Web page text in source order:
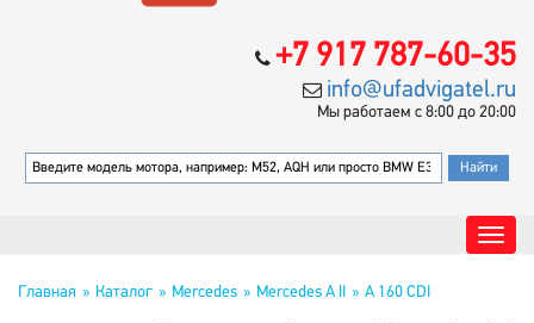
+7 917 787-60-35
info@ufadvigatel.ru
Мы работаем с 8:00 до 20:00
Главная Каталог Mercedes Mercedes A II A 160 CDI